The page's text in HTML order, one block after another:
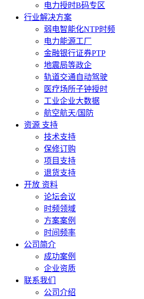
电力授时B码专区
行业解决方案
弱电智能化NTP时频
电力能源工厂
金融银行证券PTP
地震局等政企
轨道交通自动驾驶
医疗场所子钟授时
工业企业大数据
航空航天/国防
资源 支持
技术支持
保修订购
项目支持
退货支持
开放 资料
论坛会议
时频领域
方案案例
时间频率
公司简介
成功案例
企业资质
联系我们
公司介绍